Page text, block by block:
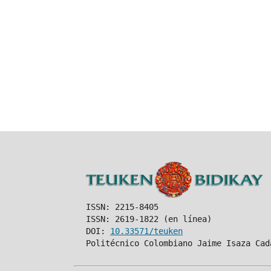
ISSN: 2215-8405
ISSN: 2619-1822 (en línea)
DOI: 10.33571/teuken
Politécnico Colombiano Jaime Isaza